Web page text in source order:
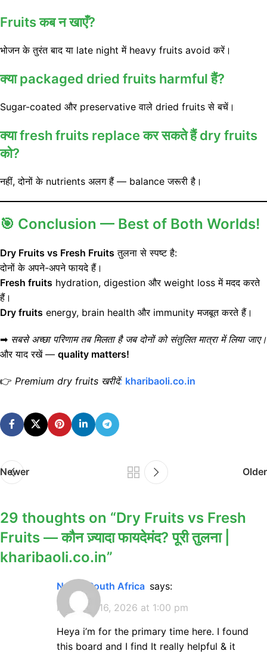
Fruits कब न खाएँ?
भोजन के तुरंत बाद या late night में heavy fruits avoid करें।
क्या packaged dried fruits harmful हैं?
Sugar-coated और preservative वाले dried fruits से बचें।
क्या fresh fruits replace कर सकते हैं dry fruits
को?
नहीं, दोनों के nutrients अलग हैं — balance जरूरी है।
🎯 Conclusion — Best of Both Worlds!
Dry Fruits vs Fresh Fruits तुलना से स्पष्ट है:
दोनों के अपने-अपने फायदे हैं।
Fresh fruits hydration, digestion और weight loss में मदद करते
हैं।
Dry fruits energy, brain health और immunity मजबूत करते हैं।
➡ सबसे अच्छा परिणाम तब मिलता है जब दोनों को संतुलित मात्रा में लिया जाए।
और याद रखें — quality matters!
👉 Premium dry fruits खरीदें: kharibaoli.co.in
Newer Older
29 thoughts on “Dry Fruits vs Fresh
Fruits — कौन ज़्यादा फायदेमंद? पूरी तुलना |
kharibaoli.co.in”
Nvidia South Africa says:
February 16, 2026 at 1:00 pm
Heya i’m for the primary time here. I found
this board and I find It really helpful & it